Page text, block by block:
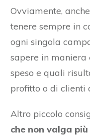
Ovviamente,
tenere sempre in
ogni singola
sapere in maniera
speso e quali
profitto o di clienti
Altro piccolo
che non valga